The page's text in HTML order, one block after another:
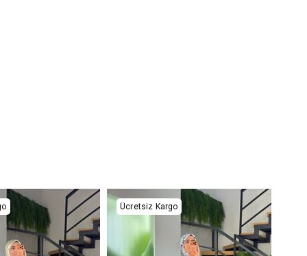
Ücretsiz Kargo